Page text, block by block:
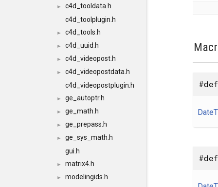
►
c4d_tooldata.h
c4d_toolplugin.h
► c4d_tools.h
► c4d_uuid.h
► c4d_videopost.h
►
c4d_videopostdata.h
c4d_videopostplugin.h
► ge_autoptr.h
► ge_math.h
► ge_prepass.h
►
ge_sys_math.h
gui.h
► matrix4.h
►
modelingids.h